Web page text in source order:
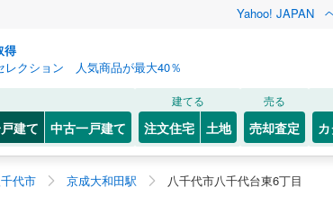
Yahoo! JAPAN
得
レクション 人気商品が最大40％
建て 中古一戸建て
建てる
注文住宅 土地
売る
売却査定
代市 京成大和田駅 八千代市八千代台東6丁目